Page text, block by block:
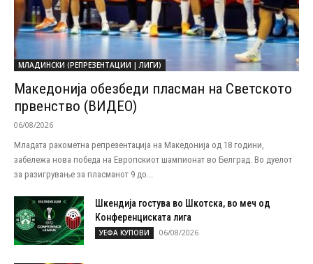
МЛАДИНСКИ (РЕПРЕЗЕНТАЦИИ | ЛИГИ)
Македонија обезбеди пласман на Светското
првенство (ВИДЕО)
06/08/2026
Младата ракометна репрезентација на Македонија од 18 години,
забележа нова победа на Европскиот шампионат во Белград. Во дуелот
за разигрување за пласманот 9 до...
Шкендија гостува во Шкотска, во меч од
Конференциската лига
УЕФА КУПОВИ 06/08/2026